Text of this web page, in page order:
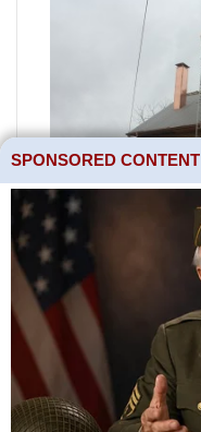
SPONSORED CONTENT